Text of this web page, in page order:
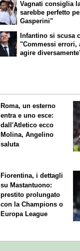
Vagnati consiglia
sarebbe perfetto
Gasperini"
Infantino si scusa
"Commessi errori,
agire
Roma, un esterno
entra e uno esce:
dall'Atletico ecco
Molina, Angelino
saluta
Fiorentina, i dettagli
su Mastantuono:
prestito prolungato
con la Champions o
Europa League